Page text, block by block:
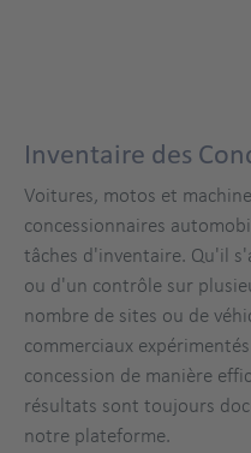
Inventaire des
Voitures, motos et
concessionnaires
tâches d'inventaire. Qu'il
ou d'un contrôle sur
nombre de sites ou de
commerciaux
concession de manière
résultats sont toujours
notre plateforme.